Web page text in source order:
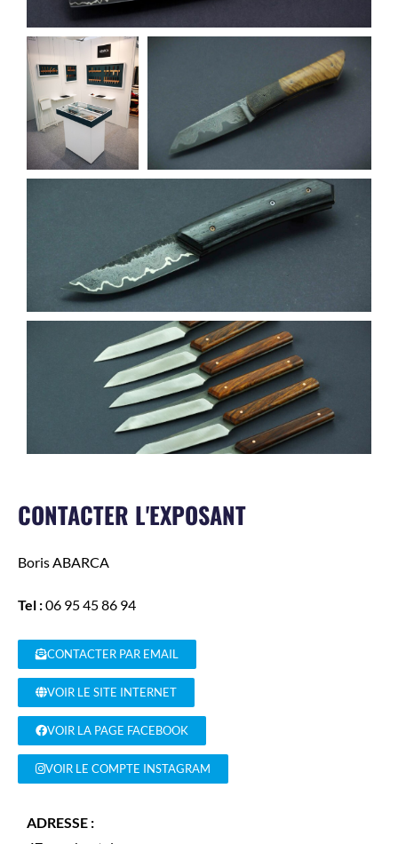
CONTACTER L'EXPOSANT
BorisABARCA
Tel :06 95 45 86 94
CONTACTER PAR EMAIL
VOIR LE SITE INTERNET
VOIR LA PAGE FACEBOOK
VOIR LE COMPTE INSTAGRAM
ADRESSE :